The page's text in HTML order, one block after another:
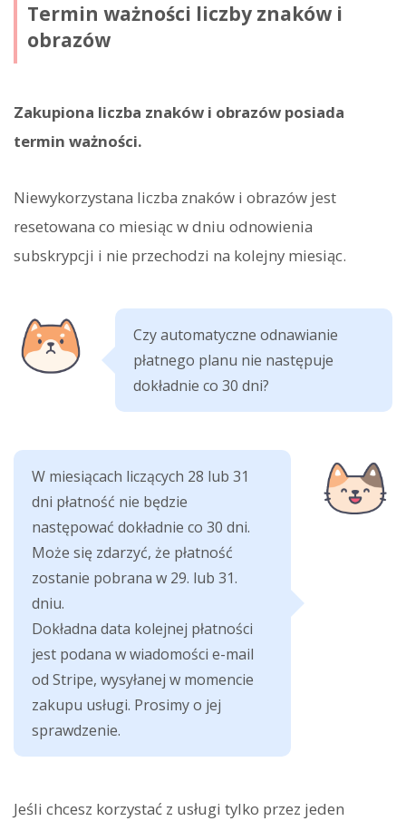
Termin ważności liczby znaków i
obrazów
Zakupiona liczba znaków i obrazów posiada
termin ważności.
Niewykorzystana liczba znaków i obrazów jest
resetowana co miesiąc w dniu odnowienia
subskrypcji i nie przechodzi na kolejny miesiąc.
Czy automatyczne odnawianie
płatnego planu nie następuje
dokładnie co 30 dni?
W miesiącach liczących 28 lub 31
dni płatność nie będzie
następować dokładnie co 30 dni.
Może się zdarzyć, że płatność
zostanie pobrana w 29. lub 31.
dniu.
Dokładna data kolejnej płatności
jest podana w wiadomości e-mail
od Stripe, wysyłanej w momencie
zakupu usługi. Prosimy o jej
sprawdzenie.
Jeśli chcesz korzystać z usługi tylko przez jeden